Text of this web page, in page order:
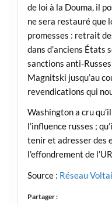
de loi à la Douma, il
ne sera restauré que
promesses : retrait
dans d’anciens États
sanctions anti-
Magnitski jusqu’au
revendications qui
Washington a cru
l’influence russes ;
tenir et adresser des
l’effondrement de
Source : Réseau
Partager :